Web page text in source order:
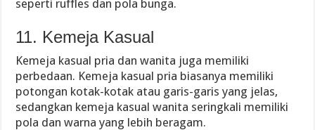
seperti ruffles dan pola bunga.
11. Kemeja Kasual
Kemeja kasual pria dan wanita juga memiliki
perbedaan. Kemeja kasual pria biasanya memiliki
potongan kotak-kotak atau garis-garis yang jelas,
sedangkan kemeja kasual wanita seringkali memiliki
pola dan warna yang lebih beragam.